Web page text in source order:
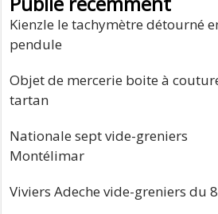
Kienzle le tachymètre détourné
pendule
Objet de mercerie boite à
tartan
Nationale sept vide-greniers
Montélimar
Viviers Adeche vide-greniers du